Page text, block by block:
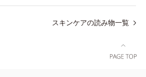
スキンケアの読み物一覧